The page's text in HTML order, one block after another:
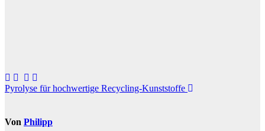
Beitragsnavigation
Pyrolyse für hochwertige Recycling-Kunststoffe
Von Philipp